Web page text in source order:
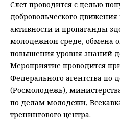
Слет проводится с целью
добровольческого
активности и пропаганды
молодежной среде, обмена
повышения уровня знаний
Мероприятие проводится
Федерального агентства по
(Росмолодежь),
по делам молодежи,
тренингового центра.